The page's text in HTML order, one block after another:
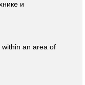
и
an area of